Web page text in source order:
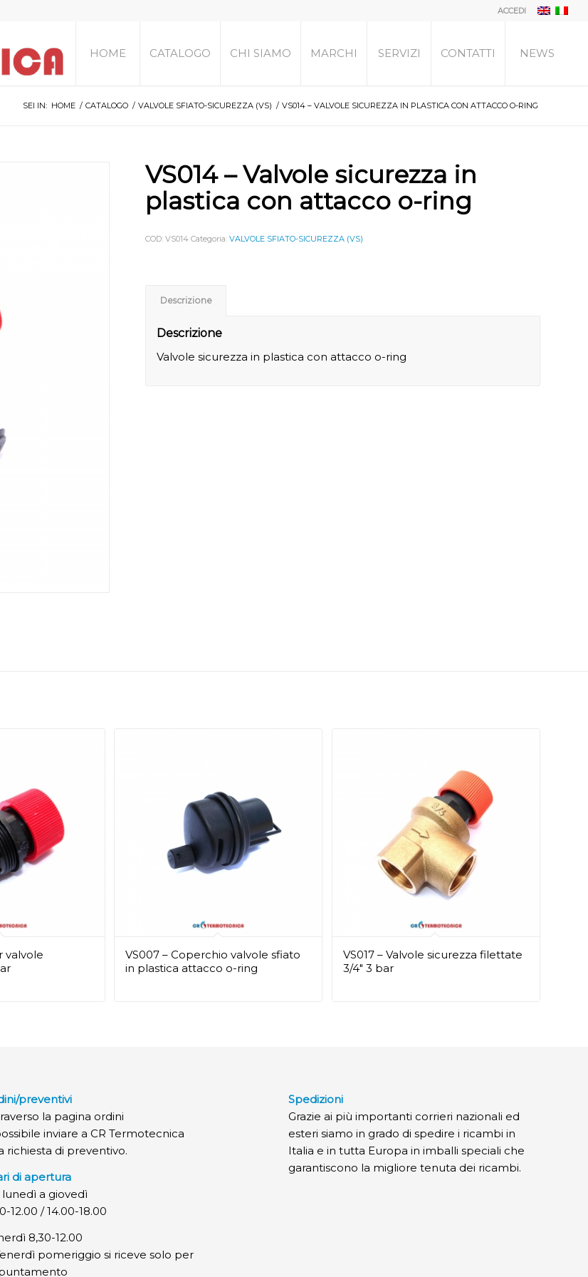
ACCEDI
HOME CATALOGO CHI SIAMO MARCHI SERVIZI CONTATTI NEWS
SEI IN: HOME / CATALOGO / VALVOLE SFIATO-SICUREZZA (VS) / VS014 – VALVOLE SICUREZZA IN PLASTICA CON ATTACCO O-RING
VS014 – Valvole sicurezza in
plastica con attacco o-ring
COD: VS014 Categoria: VALVOLE SFIATO-SICUREZZA (VS)
Descrizione
Descrizione
Valvole sicurezza in plastica con attacco o-ring
valvole
VS007 – Coperchio valvole sfiato
in plastica attacco o-ring
VS017 – Valvole sicurezza filettate
3/4″ 3 bar
preventivi
la pagina ordini
inviare a CR Termotecnica
richiesta di preventivo.
di apertura
lunedì a giovedì
12.00 / 14.00-18.00
8,30-12.00
pomeriggio si riceve solo per
Spedizioni
Grazie ai più importanti corrieri nazionali ed
esteri siamo in grado di spedire i ricambi in
Italia e in tutta Europa in imballi speciali che
garantiscono la migliore tenuta dei ricambi.